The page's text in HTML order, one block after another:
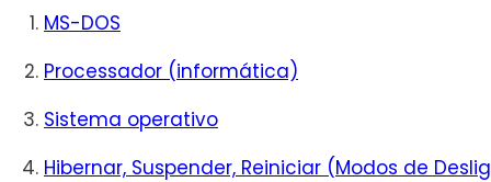
MS-DOS
Processador (informática)
Sistema operativo
Hibernar, Suspender, Reiniciar (Modos de